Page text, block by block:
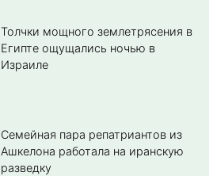
Толчки мощного землетрясения в
Египте ощущались ночью в
Израиле
Семейная пара репатриантов из
Ашкелона работала на иранскую
разведку